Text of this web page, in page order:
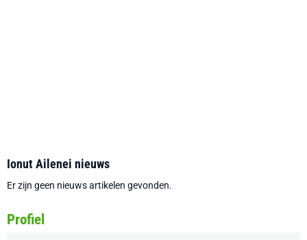
Ionut Ailenei nieuws
Er zijn geen nieuws artikelen gevonden.
Profiel